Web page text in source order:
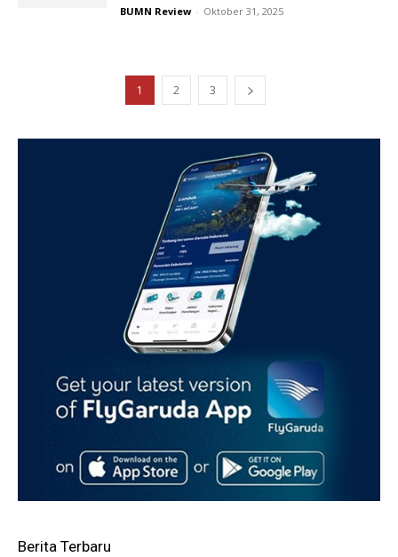
BUMN Review - Oktober 31, 2025
1 2 3
Berita Terbaru